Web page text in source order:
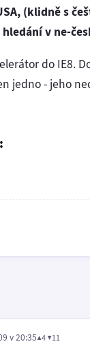
(klidně s
v ne-
do IE8.
jedno - jeho
v 20:35▲4 ▼11